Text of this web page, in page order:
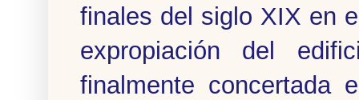
finales del siglo XIX en
expropiación del
finalmente concertada